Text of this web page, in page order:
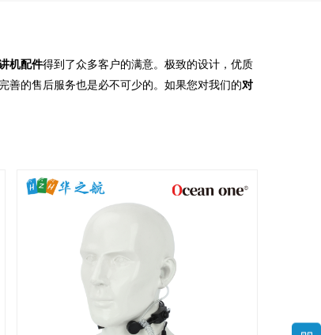
机配件得到了众多客户的满意。极致的设计，优质
善的售后服务也是必不可少的。如果您对我们的对